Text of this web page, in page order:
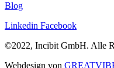
Blog
Linkedin Facebook
©2022, Incibit GmbH. Alle
Webdesign von